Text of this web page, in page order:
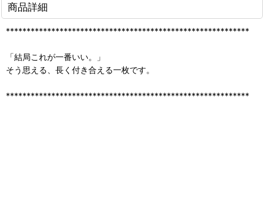
商品詳細
***********************************************************
「結局これが一番いい。」
そう思える、長く付き合える一枚です。
***********************************************************